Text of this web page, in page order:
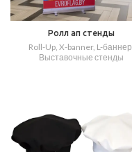
Ролл ап стенды
Roll-Up, X-banner, L-баннер
Выставочные стенды